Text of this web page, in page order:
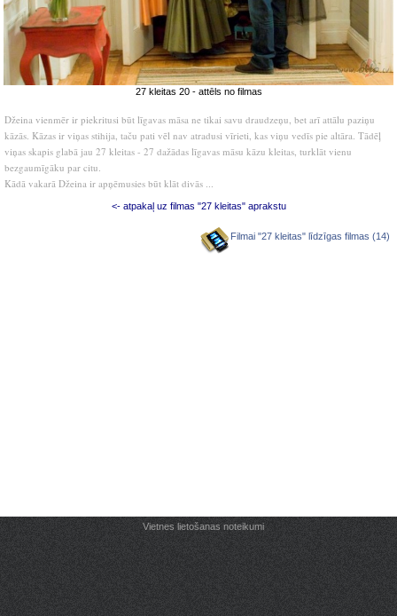
27 kleitas 20 - attēls no filmas
Džeina vienmēr ir piekritusi būt līgavas māsa ne tikai savu draudzeņu, bet arī attālu paziņu
kāzās. Kāzas ir viņas stihija, taču pati vēl nav atradusi vīrieti, kas viņu vedīs pie altāra. Tādēļ
viņas skapis glabā jau 27 kleitas - 27 dažādas līgavas māsu kāzu kleitas, turklāt vienu
bezgaumīgāku par citu.
Kādā vakarā Džeina ir apņēmusies būt klāt divās ...
<- atpakaļ uz filmas "27 kleitas" aprakstu
Filmai "27 kleitas" līdzīgas filmas (14)
Vietnes lietošanas noteikumi